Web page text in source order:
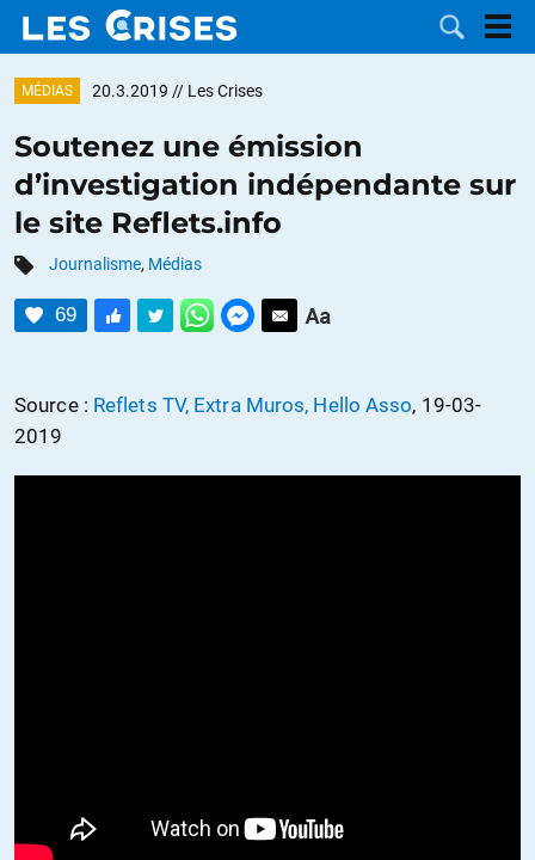
DOSSIERS
CATÉGORIES
MOTS CLÉS
CONTACTER
FAIRE UN
MÉDIAS 20.3.2019 // Les Crises
Soutenez une émission
d’investigation indépendante sur
le site Reflets.info
Journalisme, Médias
69
Source : Reflets TV, Extra Muros, Hello Asso, 19-03-
2019